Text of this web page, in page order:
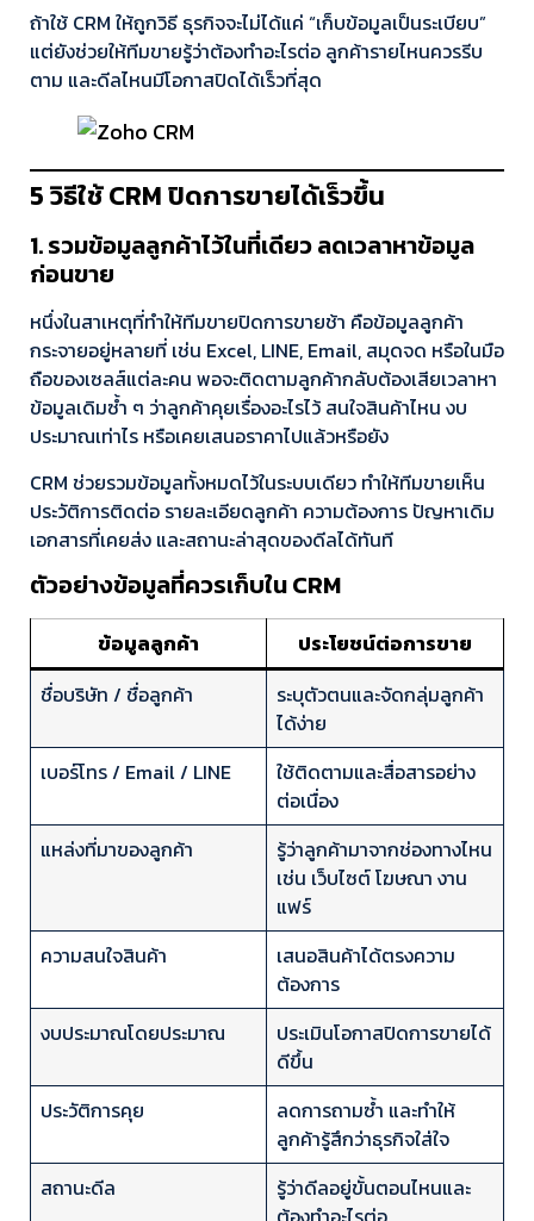
ถ้าใช้ CRM ให้ถูกวิธี ธุรกิจจะไม่ได้แค่ “เก็บข้อมูลเป็นระเบียบ”
แต่ยังช่วยให้ทีมขายรู้ว่าต้องทำอะไรต่อ ลูกค้ารายไหนควรรีบ
ตาม และดีลไหนมีโอกาสปิดได้เร็วที่สุด
5 วิธีใช้ CRM ปิดการขายได้เร็วขึ้น
1. รวมข้อมูลลูกค้าไว้ในที่เดียว ลดเวลาหาข้อมูล
ก่อนขาย
หนึ่งในสาเหตุที่ทำให้ทีมขายปิดการขายช้า คือข้อมูลลูกค้า
กระจายอยู่หลายที่ เช่น Excel, LINE, Email, สมุดจด หรือในมือ
ถือของเซลส์แต่ละคน พอจะติดตามลูกค้ากลับต้องเสียเวลาหา
ข้อมูลเดิมซ้ำ ๆ ว่าลูกค้าคุยเรื่องอะไรไว้ สนใจสินค้าไหน งบ
ประมาณเท่าไร หรือเคยเสนอราคาไปแล้วหรือยัง
CRM ช่วยรวมข้อมูลทั้งหมดไว้ในระบบเดียว ทำให้ทีมขายเห็น
ประวัติการติดต่อ รายละเอียดลูกค้า ความต้องการ ปัญหาเดิม
เอกสารที่เคยส่ง และสถานะล่าสุดของดีลได้ทันที
ตัวอย่างข้อมูลที่ควรเก็บใน CRM
ข้อมูลลูกค้า
ประโยชน์ต่อการขาย
ชื่อบริษัท / ชื่อลูกค้า
ระบุตัวตนและจัดกลุ่มลูกค้า
ได้ง่าย
เบอร์โทร / Email / LINE
ใช้ติดตามและสื่อสารอย่าง
ต่อเนื่อง
แหล่งที่มาของลูกค้า
รู้ว่าลูกค้ามาจากช่องทางไหน
เช่น เว็บไซต์ โฆษณา งาน
แฟร์
ความสนใจสินค้า
เสนอสินค้าได้ตรงความ
ต้องการ
งบประมาณโดยประมาณ
ประเมินโอกาสปิดการขายได้
ดีขึ้น
ประวัติการคุย
ลดการถามซ้ำ และทำให้
ลูกค้ารู้สึกว่าธุรกิจใส่ใจ
สถานะดีล
รู้ว่าดีลอยู่ขั้นตอนไหนและ